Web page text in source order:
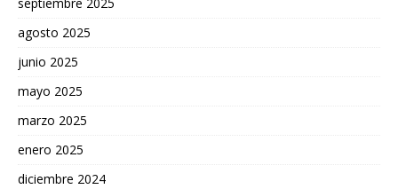
agosto 2025
junio 2025
mayo 2025
marzo 2025
enero 2025
diciembre 2024